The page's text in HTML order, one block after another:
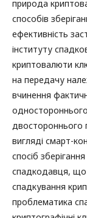
природа
способів
ефективність
інституту
криптовалюти
на передачу
вчинення
двостороннього
вигляді смарт-
спосіб
спадкодавця, що
спадкування
проблематика